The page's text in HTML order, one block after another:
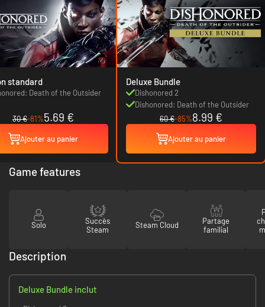
standard
Death of the Outsider
30 €-81%5.69 €
Ajouter au panier
Deluxe Bundle
Dishonored 2
Dishonored: Death of the Outsider
60 €-85%8.99 €
Ajouter au panier
Game features
Solo
Succès
Steam
Steam Cloud
Partage
familial
Description
Deluxe Bundle inclut